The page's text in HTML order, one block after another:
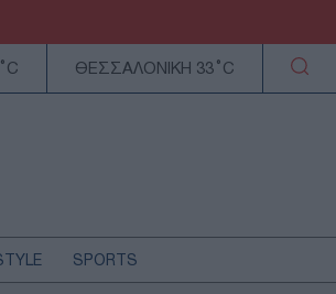
ΘΕΣΣΑΛΟΝΙΚΗ 33°C
SPORTS